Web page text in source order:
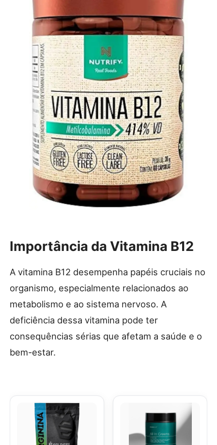
Importância da Vitamina B12
A vitamina B12 desempenha papéis cruciais no
organismo, especialmente relacionados ao
metabolismo e ao sistema nervoso. A
deficiência dessa vitamina pode ter
consequências sérias que afetam a saúde e o
bem-estar.